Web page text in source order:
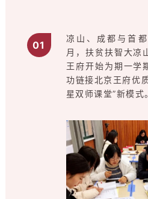
01
凉山、成都与首
月，扶贫扶智大凉
王府开始为期一学
功链接北京王府优
星双师课堂”新模式